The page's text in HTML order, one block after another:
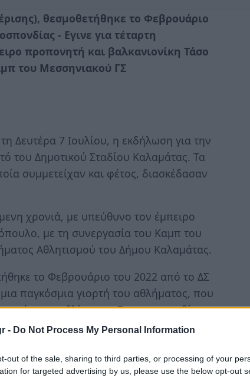
- Do Not Process My Personal Information
out of the sale, sharing to third parties, or processing of your
for targeted advertising by us, please use the below opt-out
θεσμοθετήθηκε το Φεβρουάριο
- Εγινε για τέταρτη
προπονητή και βαλκανιονίκη Τάσο
του Μεσσηνιακού ΓΣ
Δευτέρα 7 Ιουλίου, η εκδήλωση για την
του Δημοτικού Σταδίου Καλαμάτας. Τα
συμμετείχαν και φέτος, διασκέδασαν
χρονιά, με υπεύθυνο τον έμπειρο
με τη συνεργασία του Καμπ του
Αθλητισμού του Δήμου Καλαμάτας.
το Φεβρουάριο του 2022 από το ΔΣ
παγκόσμια γιορτή του αθλήματος, που
ημέρα γενεθλίων της Συνομοσπονδίας, η
η εκδήλωση πραγματοποιήθηκε στις 7